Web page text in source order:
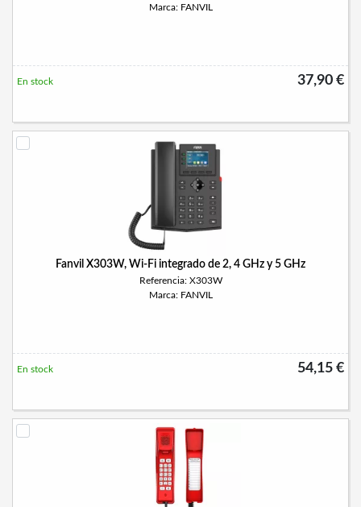
Marca: FANVIL
37,90 €
En stock
Fanvil X303W, Wi-Fi integrado de 2, 4 GHz y 5 GHz
Referencia: X303W
Marca: FANVIL
54,15 €
En stock